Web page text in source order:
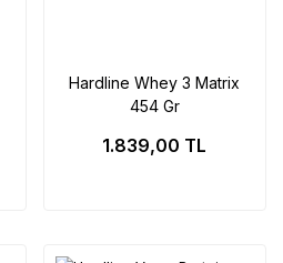
Hardline Whey 3 Matrix
454 Gr
1.839,00 TL